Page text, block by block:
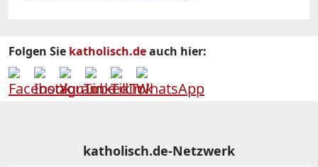
Folgen Sie katholisch.deauch hier:
katholisch.de-Netzwerk